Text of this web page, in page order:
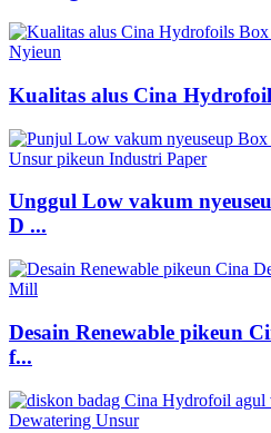
Kualitas alus Cina
Unggul Low vakum
D ...
Desain Renewable pikeun
f...